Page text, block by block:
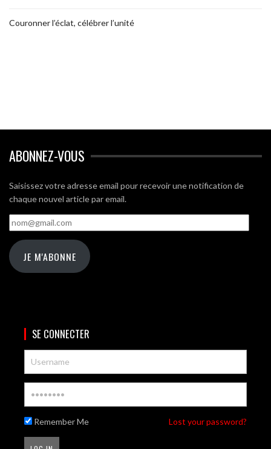
Couronner l’éclat, célébrer l’unité
ABONNEZ-VOUS
Saisissez votre adresse email pour recevoir une notification de
chaque nouvel article par email.
nom@gmail.com
JE M'ABONNE
SE CONNECTER
Remember Me Lost your password?